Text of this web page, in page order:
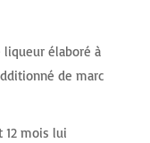
liqueur élaboré à
de marc
12 mois lui